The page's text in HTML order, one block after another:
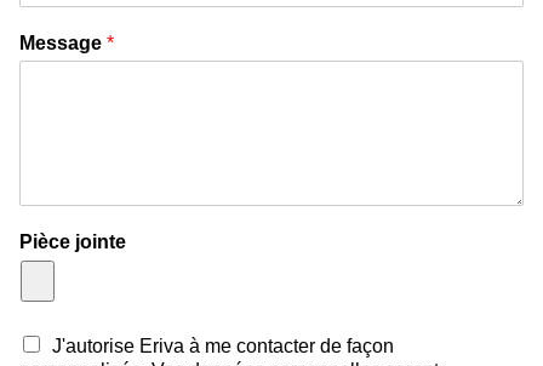
Message *
Pièce jointe
J'autorise Eriva à me contacter de façon